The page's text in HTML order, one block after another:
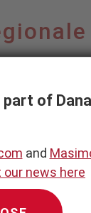
aux
ou
of
and
our news here